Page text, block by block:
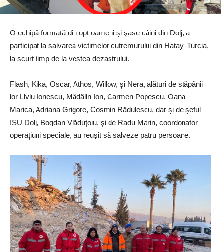
O echipă formată din opt oameni şi şase câini din Dolj, a
participat la salvarea victimelor cutremurului din Hatay, Turcia,
la scurt timp de la vestea dezastrului.
Flash, Kika, Oscar, Athos, Willow, şi Nera, alături de stăpânii
lor Liviu Ionescu, Mădălin Ion, Carmen Popescu, Oana
Marica, Adriana Grigore, Cosmin Rădulescu, dar şi de şeful
ISU Dolj, Bogdan Vlăduţoiu, şi de Radu Marin, coordonator
operaţiuni speciale, au reușit să salveze patru persoane.